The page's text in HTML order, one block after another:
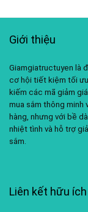
Giới thiệu
Giamgiatructuyen là
cơ hội tiết kiệm tối
kiếm các mã giảm
mua sắm thông
hàng, nhưng với bề
nhiệt tình và hỗ trợ
sắm.
Liên kết hữu ích